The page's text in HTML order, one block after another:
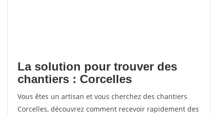
La solution pour trouver des
chantiers : Corcelles
Vous êtes un artisan et vous cherchez des chantiers
Corcelles, découvrez comment recevoir rapidement des